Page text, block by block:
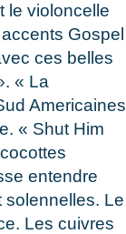
le violoncelle
Gospel
ces belles
« La
Americaines
« Shut Him
entendre
solennelles. Le
Les cuivres